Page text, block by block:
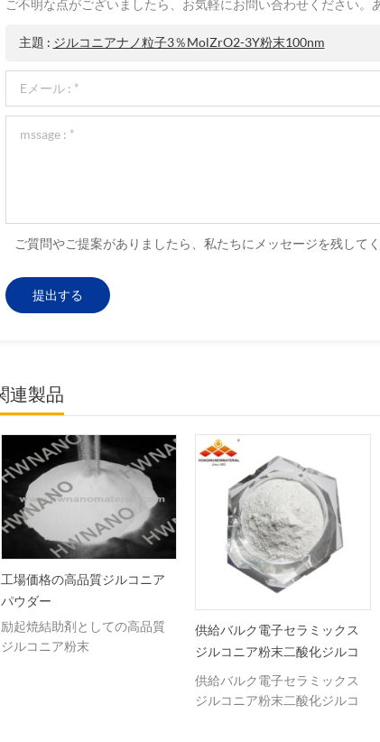
ご不明な点がございましたら、お気軽にお問い合わせください。
主題 : ジルコニアナノ粒子3％molZrO2-3Y粉末100nm
ご質問やご提案がありましたら、私たちにメッセージを残して
連製品
工場価格の高品質ジルコニア
パウダー
励起焼結助剤としての高品質
ジルコニア粉末
供給バルク電子セラミックス
ジルコニア粉末二酸化ジルコ
ニウム
供給バルク電子セラミックス
ジルコニア粉末二酸化ジルコ